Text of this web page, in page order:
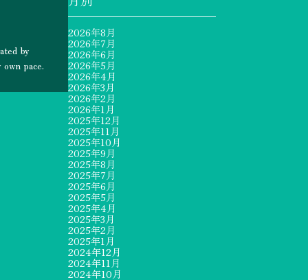
by
pace.
2026年8月
2026年7月
2026年6月
2026年5月
2026年4月
2026年3月
2026年2月
2026年1月
2025年12月
2025年11月
2025年10月
2025年9月
2025年8月
2025年7月
2025年6月
2025年5月
2025年4月
2025年3月
2025年2月
2025年1月
2024年12月
2024年11月
2024年10月